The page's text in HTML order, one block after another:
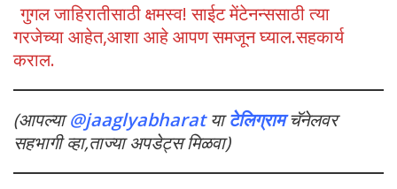
गुगल जाहिरातीसाठी क्षमस्व! साईट मेंटेनन्ससाठी त्या
गरजेच्या आहेत,आशा आहे आपण समजून घ्याल.सहकार्य
कराल.
(आपल्या@jaaglyabharat याटेलिग्राम चॅनेलवर
सहभागी व्हा,ताज्या अपडेट्स मिळवा)